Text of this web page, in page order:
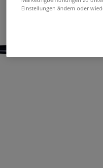
Einstellungen ändern oder